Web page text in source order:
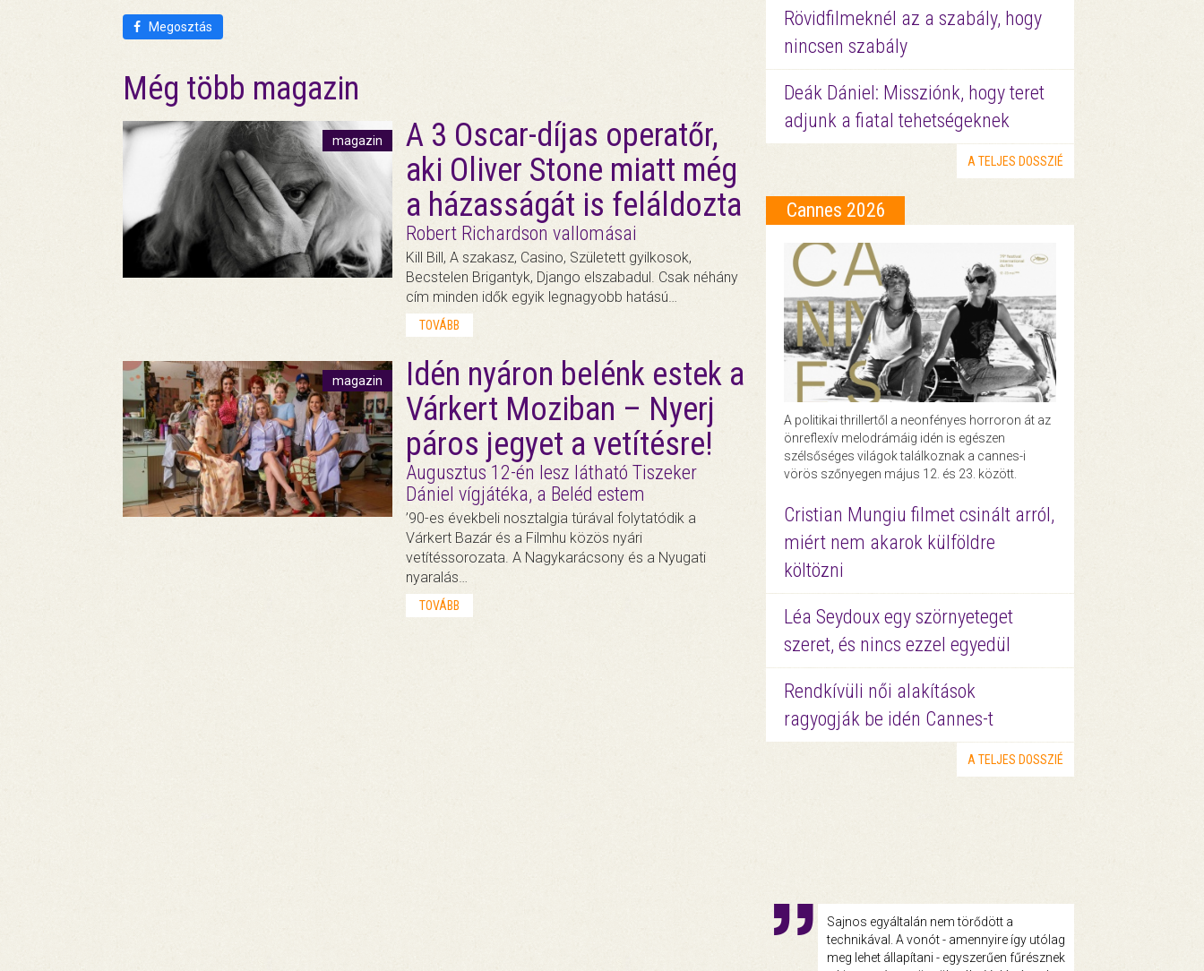
Megosztás
Még több magazin
magazin
A 3 Oscar-díjas operatőr,
aki Oliver Stone miatt még
a házasságát is feláldozta
Robert Richardson vallomásai
Kill Bill, A szakasz, Casino, Született gyilkosok,
Becstelen Brigantyk, Django elszabadul. Csak néhány
cím minden idők egyik legnagyobb hatású…
TOVÁBB
magazin
Idén nyáron belénk estek a
Várkert Moziban – Nyerj
páros jegyet a vetítésre!
Augusztus 12-én lesz látható Tiszeker
Dániel vígjátéka, a Beléd estem
’90-es évekbeli nosztalgia túrával folytatódik a
Várkert Bazár és a Filmhu közös nyári
vetítéssorozata. A Nagykarácsony és a Nyugati
nyaralás…
TOVÁBB
Rövidfilmeknél az a szabály, hogy
nincsen szabály
Deák Dániel: Missziónk, hogy teret
adjunk a fiatal tehetségeknek
A TELJES DOSSZIÉ
Cannes 2026
A politikai thrillertől a neonfényes horroron át az
önreflexív melodrámáig idén is egészen
szélsőséges világok találkoznak a cannes-i
vörös szőnyegen május 12. és 23. között.
Cristian Mungiu filmet csinált arról,
miért nem akarok külföldre
költözni
Léa Seydoux egy szörnyeteget
szeret, és nincs ezzel egyedül
Rendkívüli női alakítások
ragyogják be idén Cannes-t
A TELJES DOSSZIÉ
Sajnos egyáltalán nem törődött a
technikával. A vonót - amennyire így utólag
meg lehet állapítani - egyszerűen fűrésznek